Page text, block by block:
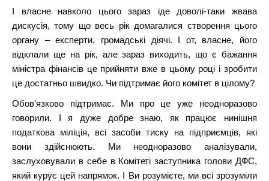
І власне навколо цього зараз іде доволі-таки жвава
дискусія, тому що весь рік домагалися створення цього
органу – експерти, громадські діячі. І от, власне, його
відклали ще на рік, але зараз виходить, що є бажання
міністра фінансів це прийняти вже в цьому році і зробити
це достатньо швидко. Чи підтримає його комітет в цілому?
Обов’язково підтримає. Ми про це уже неодноразово
говорили. І я дуже добре знаю, як працює нинішня
податкова міліція, всі засоби тиску на підприємців, які
вони здійснюють. Ми неодноразово аналізували,
заслуховували в себе в Комітеті заступника голови ДФС,
який курує цей напрямок. І Ви розумієте, ми всі зрозуміли